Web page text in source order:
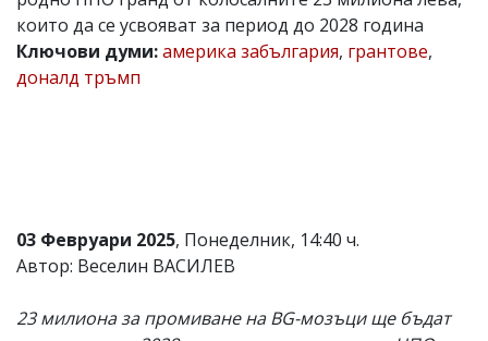
Коментарите
под
статиите
се
отговорност
за
тях!
откриете
обиден
които да се усвояват за период до 2028 година
Ключови думи:америка забългария, грантове,
доналд тръмп
03 Февруари 2025, Понеделник, 14:40 ч.
Автор: Веселин ВАСИЛЕВ
23 милиона за промиване на BG-мозъци ще бъдат